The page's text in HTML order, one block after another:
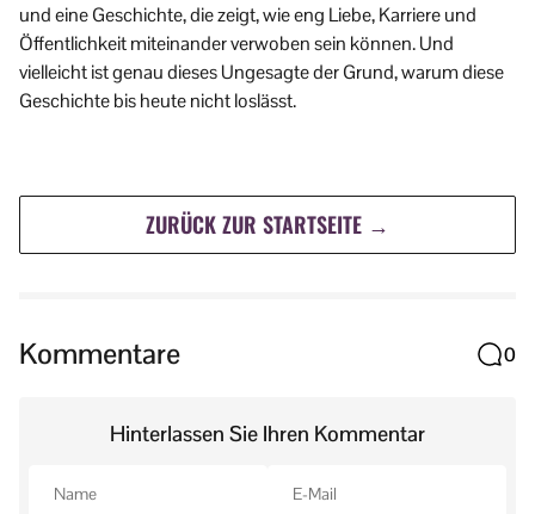
und eine Geschichte, die zeigt, wie eng Liebe, Karriere und
Öffentlichkeit miteinander verwoben sein können. Und
vielleicht ist genau dieses Ungesagte der Grund, warum diese
Geschichte bis heute nicht loslässt.
ZURÜCK ZUR STARTSEITE →
Kommentare 0
Hinterlassen Sie Ihren Kommentar